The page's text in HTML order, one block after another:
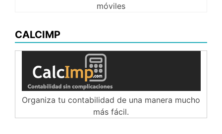
móviles
CALCIMP
Organiza tu contabilidad de una manera mucho
más fácil.